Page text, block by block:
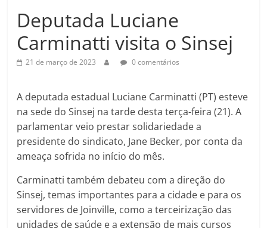
S
E
Deputada Luciane
Carminatti visita o Sinsej
21 de março de 2023 0 comentários
A deputada estadual Luciane Carminatti (PT) esteve
na sede do Sinsej na tarde desta terça-feira (21). A
parlamentar veio prestar solidariedade a
presidente do sindicato, Jane Becker, por conta da
ameaça sofrida no início do mês.
Carminatti também debateu com a direção do
Sinsej, temas importantes para a cidade e para os
servidores de Joinville, como a terceirização das
unidades de saúde e a extensão de mais cursos